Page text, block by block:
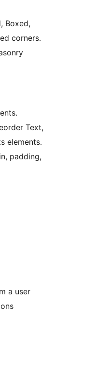
Boxed,
corners.
Text,
elements.
padding,
a user